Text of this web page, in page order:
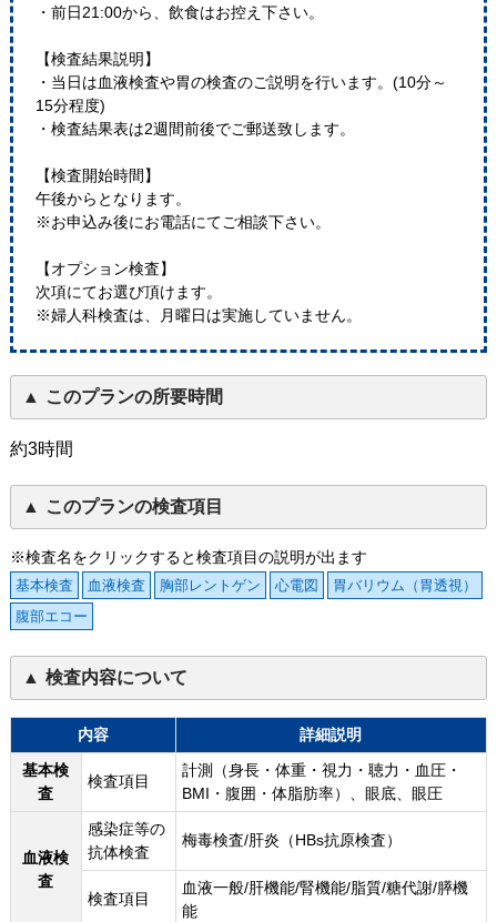
・前日21:00から、飲食はお控え下さい。
【検査結果説明】
・当日は血液検査や胃の検査のご説明を行います。(10分～
15分程度)
・検査結果表は2週間前後でご郵送致します。
【検査開始時間】
午後からとなります。
※お申込み後にお電話にてご相談下さい。
【オプション検査】
次項にてお選び頂けます。
※婦人科検査は、月曜日は実施していません。
このプランの所要時間
約3時間
このプランの検査項目
※検査名をクリックすると検査項目の説明が出ます
基本検査 血液検査 胸部レントゲン 心電図
胃バリウム（胃透視）
腹部エコー
検査内容について
内容
詳細説明
基本検
査
検査項目
計測（身長・体重・視力・聴力・血圧・
BMI・腹囲・体脂肪率）、眼底、眼圧
血液検
査
感染症等の
抗体検査
梅毒検査/肝炎（HBs抗原検査）
検査項目
血液一般/肝機能/腎機能/脂質/糖代謝/膵機
能